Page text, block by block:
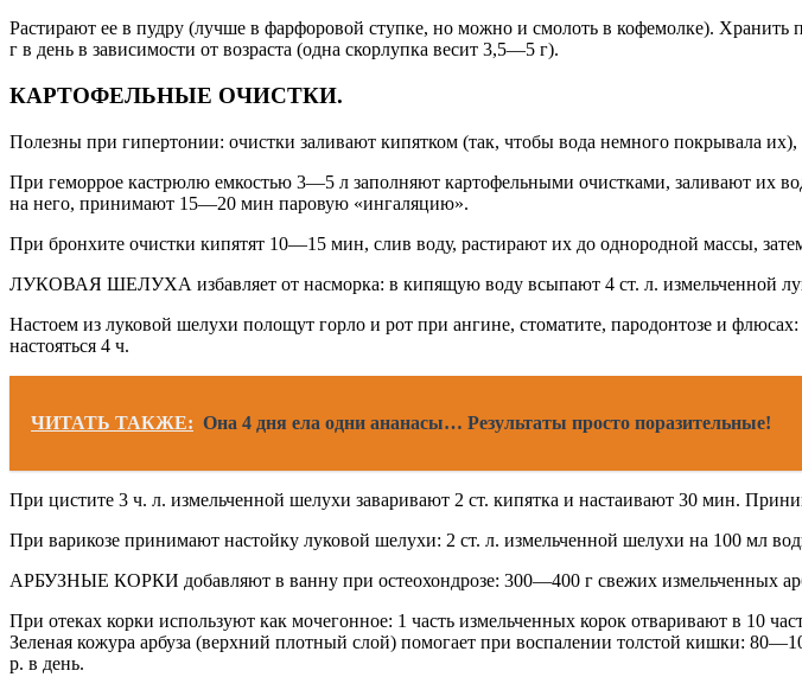
Растирают ее в пудру (лучше в фарфоровой ступке, но можно и смолоть в кофемолке).
г в день в зависимости от возраста (одна скорлупка весит 3,5—5 г).
КАРТОФЕЛЬНЫЕ ОЧИСТКИ.
Полезны при гипертонии: очистки заливают кипятком (так, чтобы вода немного покрывала
При геморрое кастрюлю емкостью 3—5 л заполняют картофельными очистками, заливают их
на него, принимают 15—20 мин паровую «ингаляцию».
При бронхите очистки кипятят 10—15 мин, слив воду, растирают их до однородной массы,
ЛУКОВАЯ ШЕЛУХА избавляет от насморка: в кипящую воду всыпают 4 ст. л. измельченной
Настоем из луковой шелухи полощут горло и рот при ангине, стоматите, пародонтозе и
настояться 4 ч.
ЧИТАТЬ ТАКЖЕ: Она 4 дня ела одни ананасы… Результаты просто поразительные!
При цистите 3 ч. л. измельченной шелухи заваривают 2 ст. кипятка и настаивают 30 мин.
При варикозе принимают настойку луковой шелухи: 2 ст. л. измельченной шелухи на 100 мл
АРБУЗНЫЕ КОРКИ добавляют в ванну при остеохондрозе: 300—400 г свежих измельченных
При отеках корки используют как мочегонное: 1 часть измельченных корок отваривают в 10
Зеленая кожура арбуза (верхний плотный слой) помогает при воспалении толстой кишки:
р. в день.